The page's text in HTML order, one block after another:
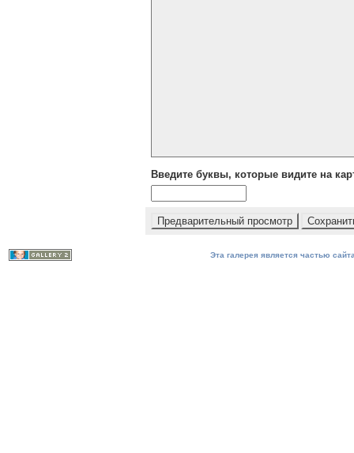
Введите буквы, которые видите на
Эта галерея является частью